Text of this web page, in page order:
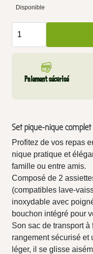
Disponible
Paiement sécurisé
Set pique-nique
Profitez de vos repas
nique pratique et
famille ou entre amis.
Composé de 2
(compatibles lave-
inoxydable avec
bouchon intégré pour
Son sac de transport
rangement sécurisé et
léger, il se glisse